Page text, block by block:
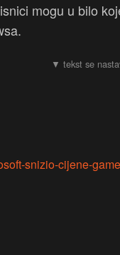
mogu u bilo
snizio-cijene-